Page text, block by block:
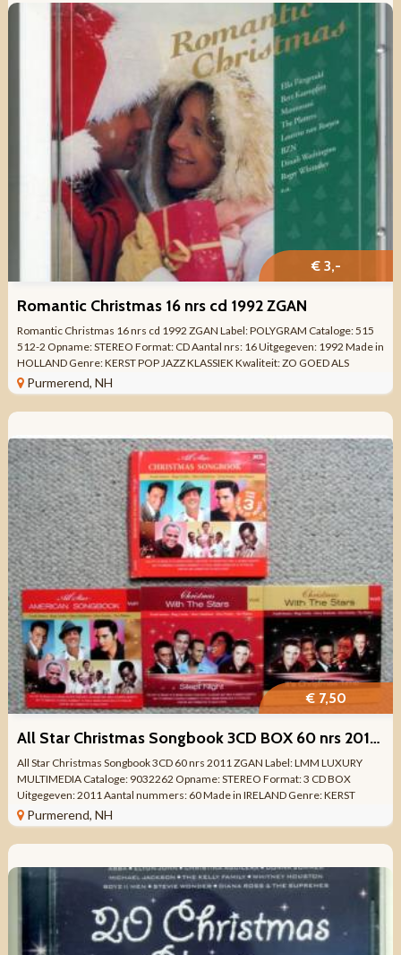
€ 3,-
Romantic Christmas 16 nrs cd 1992 ZGAN
Romantic Christmas 16 nrs cd 1992 ZGAN Label: POLYGRAM Cataloge: 515
512-2 Opname: STEREO Format: CD Aantal nrs: 16 Uitgegeven: 1992 Made in
HOLLAND Genre: KERST POP JAZZ KLASSIEK Kwaliteit: ZO GOED ALS
NIEUW Tracklist CD 1 ...
Purmerend, NH
€ 7,50
All Star Christmas Songbook 3CD BOX 60 nrs 2011 ZGAN
All Star Christmas Songbook 3CD 60 nrs 2011 ZGAN Label: LMM LUXURY
MULTIMEDIA Cataloge: 9032262 Opname: STEREO Format: 3 CD BOX
Uitgegeven: 2011 Aantal nummers: 60 Made in IRELAND Genre: KERST
VERZAMEL Kwaliteit: ZO GOED ALS ...
Purmerend, NH